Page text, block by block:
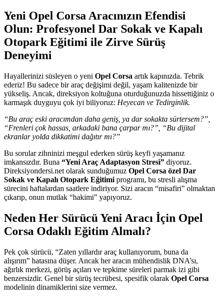
Yeni Opel Corsa Aracınızın Efendisi
Olun: Profesyonel Dar Sokak ve Kapalı
Otopark Eğitimi ile Zirve Sürüş
Deneyimi
Hayallerinizi süsleyen o yeni Opel Corsa artık kapınızda. Tebrik
ederiz! Bu sadece bir araç değişimi değil, yaşam kalitenizde bir
yükseliş. Ancak, direksiyon koltuğuna oturduğunuzda hissettiğiniz o
karmaşık duyguyu çok iyi biliyoruz: Heyecan ve Tedirginlik.
“Bu araç eski aracımdan daha geniş, ya dar sokakta sürtersem?”,
“Frenleri çok hassas, arkadaki bana çarpar mı?”, “Bu dijital
ekranlar yolda dikkatimi dağıtır mı?”
Bu sorular zihninizi meşgul ederken sürüş keyfi yaşamanız
imkansızdır. Buna “Yeni Araç Adaptasyon Stresi” diyoruz.
Direksiyondersi.net olarak sunduğumuz Opel Corsa özel Dar
Sokak ve Kapalı Otopark Eğitimi programı, bu stresli alışma
sürecini haftalardan saatlere indiriyor. Sizi aracın “misafiri” olmaktan
çıkarıp, onun mutlak “hakimi” yapıyoruz.
Neden Her Sürücü Yeni Aracı İçin Opel
Corsa Odaklı Eğitim Almalı?
Pek çok sürücü, “Zaten yıllardır araç kullanıyorum, buna da
alışırım” hatasına düşer. Ancak her aracın mühendislik DNA’sı,
ağırlık merkezi, görüş açıları ve tepkime süreleri parmak izi gibi
benzersizdir. Genel bir sürüş tecrübesi, spesifik olarak Opel Corsa
modelinin dinamiklerini size vermez.